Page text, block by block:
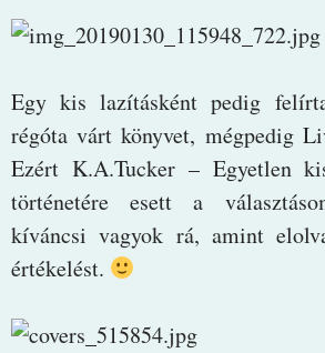
Egy kis lazításként pedig
régóta várt könyvet, mégpedig
Ezért K.A.Tucker – Egyetlen
történetére esett a
kíváncsi vagyok rá, amint
értékelést.